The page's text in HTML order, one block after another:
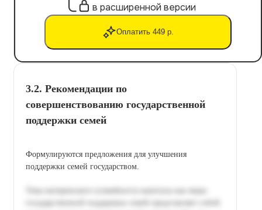
в расширенной версии
Оплатить 449 р.
3.2. Рекомендации по
совершенствованию государственной
поддержки семей
Формулируются предложения для улучшения
поддержки семей государством.